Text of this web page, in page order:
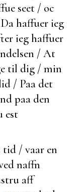
seet / oc
haffuer ieg
ieg haffuer
/ At
til dig / min
/ Paa det
paa den
est
tid / vaar en
naffn
aff